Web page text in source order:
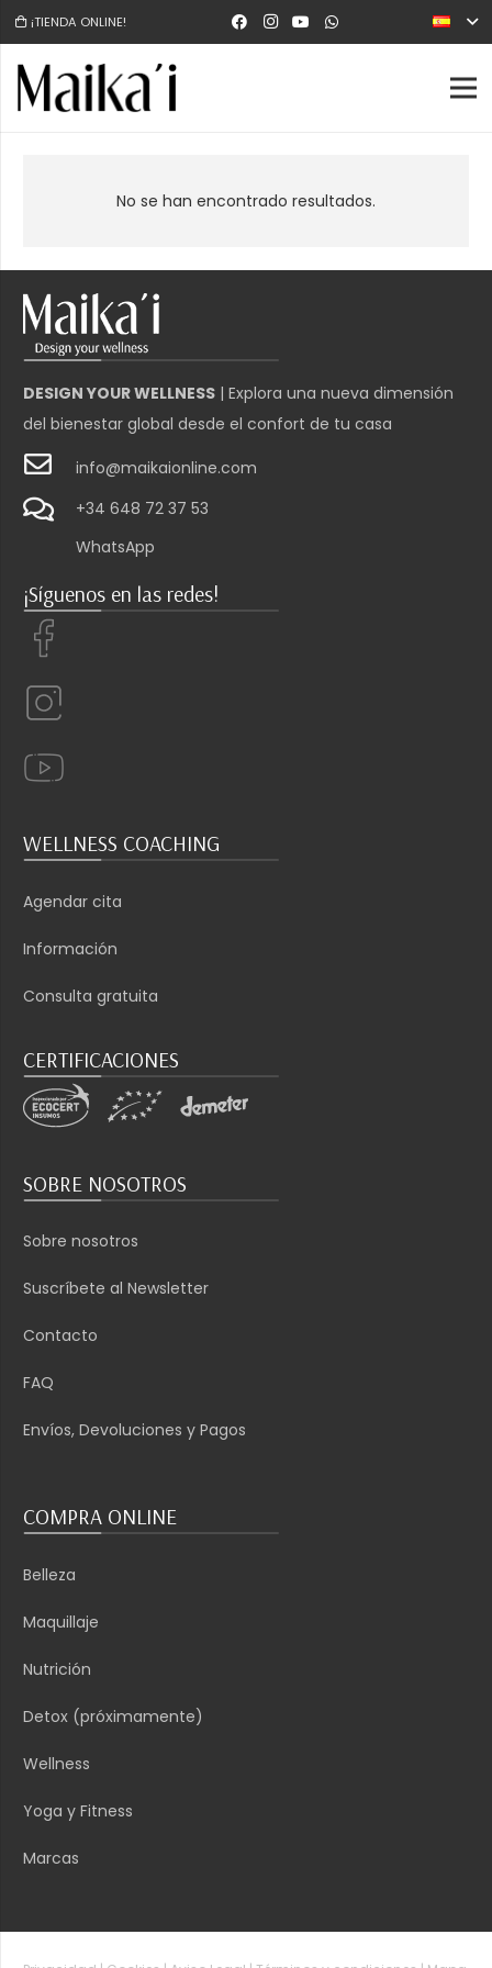
¡TIENDA ONLINE!
No se han encontrado resultados.
DESIGN YOUR WELLNESS | Explora una nueva dimensión
del bienestar global desde el confort de tu casa
info@maikaionline.com
+34 648 72 37 53
WhatsApp
¡Síguenos en las redes!
WELLNESS COACHING
Agendar cita
Información
Consulta gratuita
CERTIFICACIONES
SOBRE NOSOTROS
Sobre nosotros
Suscríbete al Newsletter
Contacto
FAQ
Envíos, Devoluciones y Pagos
COMPRA ONLINE
Belleza
Maquillaje
Nutrición
Detox (próximamente)
Wellness
Yoga y Fitness
Marcas